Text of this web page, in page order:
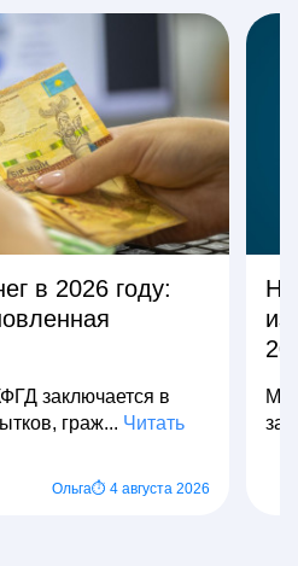
в 2026 году:
заключается в
граж... Читать
Ольга⏱ 4 августа 2026